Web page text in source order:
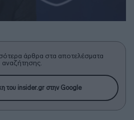
άρθρα στα αποτελέσματα
αναζήτησης.
του insider.gr στην Google